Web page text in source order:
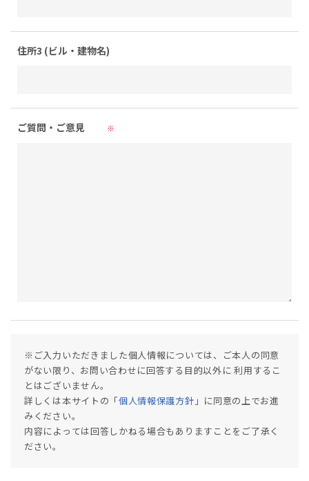
住所3 (ビル・建物名)
ご質問・ご意見 ※
※ご入力いただきました個人情報については、ご本人の同意
がない限り、お問い合わせに回答する目的以外に 利用するこ
とはございません。
詳しくは本サイトの「個人情報保護方針 」に同意の上でお進
みください。
内容によっては回答しかねる場合もありますことをご了承く
ださい。